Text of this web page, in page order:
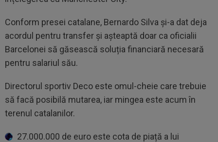
Conform presei catalane, Bernardo Silva și-a dat deja
acordul pentru transfer și așteaptă doar ca oficialii
Barcelonei să găsească soluția financiară necesară
pentru salariul său.
Directorul sportiv Deco este omul-cheie care trebuie
să facă posibilă mutarea, iar mingea este acum în
terenul catalanilor.
27.000.000 de euro este cota de piață a lui